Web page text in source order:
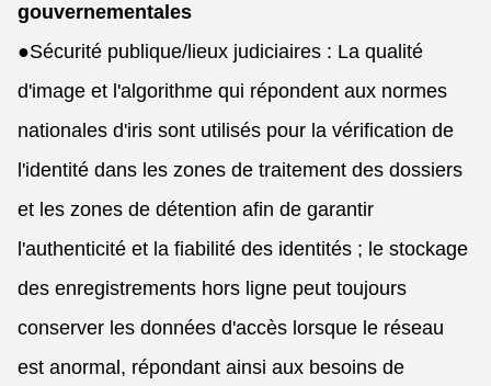
gouvernementales
●Sécurité publique/lieux judiciaires : La qualité
d'image et l'algorithme qui répondent aux normes
nationales d'iris sont utilisés pour la vérification de
l'identité dans les zones de traitement des dossiers
et les zones de détention afin de garantir
l'authenticité et la fiabilité des identités ; le stockage
des enregistrements hors ligne peut toujours
conserver les données d'accès lorsque le réseau
est anormal, répondant ainsi aux besoins de